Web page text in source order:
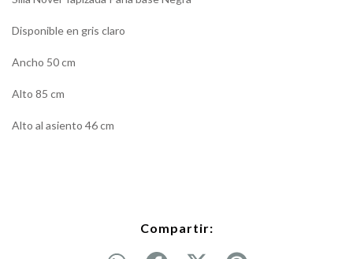
Disponible en gris claro
Ancho 50 cm
Alto 85 cm
Alto al asiento 46 cm
Compartir: